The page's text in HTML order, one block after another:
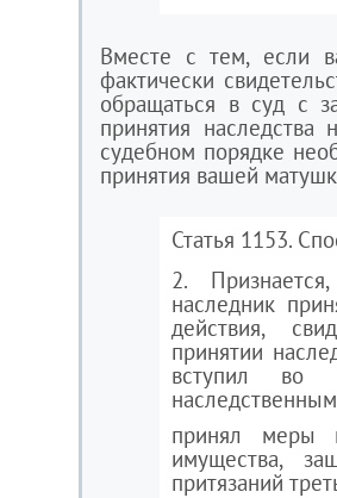
Вместе с тем, если
фактически
обращаться в суд с
принятия
судебном порядке
принятия вашей
Статья 1153.
2.
наследник
действия,
принятии
вступил во
принял меры
имущества,
притязаний